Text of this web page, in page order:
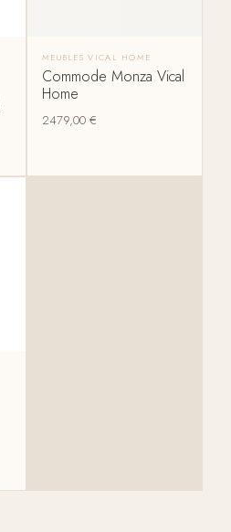
MEUBLES VICAL HOME
Commode Monza Vical
Home
2479,00 €